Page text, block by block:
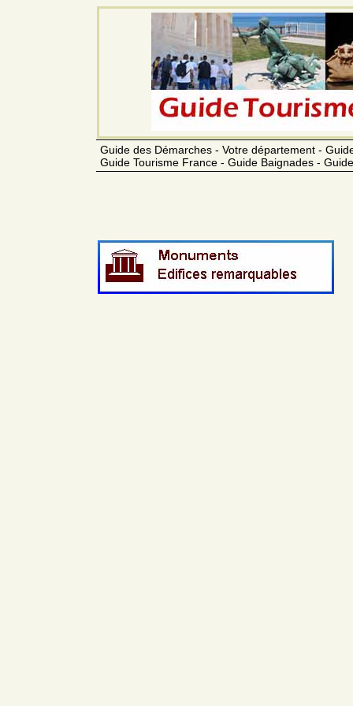
Guide des Démarches - Votre département -
Guide Tourisme France - Guide Baignades -